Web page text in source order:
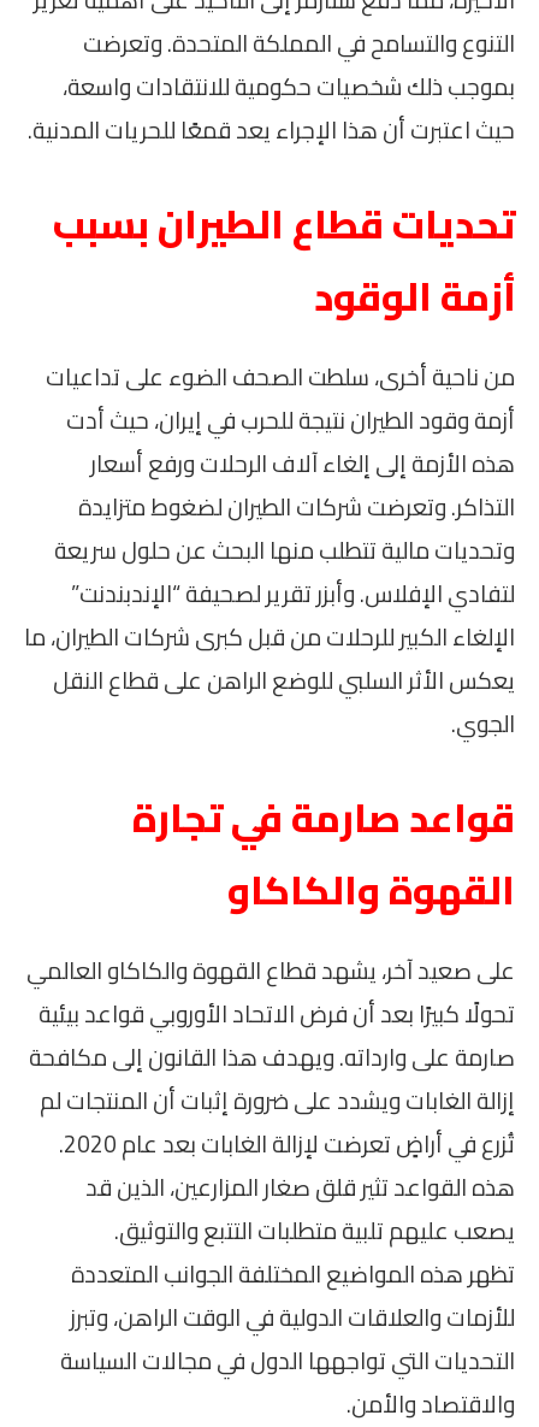
التنوع والتسامح في المملكة المتحدة. وتعرضت
بموجب ذلك شخصيات حكومية للانتقادات واسعة،
حيث اعتبرت أن هذا الإجراء يعد قمعًا للحريات المدنية.
تحديات قطاع الطيران بسبب
أزمة الوقود
من ناحية أخرى، سلطت الصحف الضوء على تداعيات
أزمة وقود الطيران نتيجة للحرب في إيران، حيث أدت
هذه الأزمة إلى إلغاء آلاف الرحلات ورفع أسعار
التذاكر. وتعرضت شركات الطيران لضغوط متزايدة
وتحديات مالية تتطلب منها البحث عن حلول سريعة
لتفادي الإفلاس. وأبزر تقرير لصحيفة “الإندبندنت”
الإلغاء الكبير للرحلات من قبل كبرى شركات الطيران، ما
يعكس الأثر السلبي للوضع الراهن على قطاع النقل
الجوي.
قواعد صارمة في تجارة
القهوة والكاكاو
على صعيد آخر، يشهد قطاع القهوة والكاكاو العالمي
تحولًا كبيرًا بعد أن فرض الاتحاد الأوروبي قواعد بيئية
صارمة على وارداته. ويهدف هذا القانون إلى مكافحة
إزالة الغابات ويشدد على ضرورة إثبات أن المنتجات لم
تُزرع في أراضٍ تعرضت لإزالة الغابات بعد عام 2020.
هذه القواعد تثير قلق صغار المزارعين، الذين قد
يصعب عليهم تلبية متطلبات التتبع والتوثيق.
تظهر هذه المواضيع المختلفة الجوانب المتعددة
للأزمات والعلاقات الدولية في الوقت الراهن، وتبرز
التحديات التي تواجهها الدول في مجالات السياسة
والاقتصاد والأمن.